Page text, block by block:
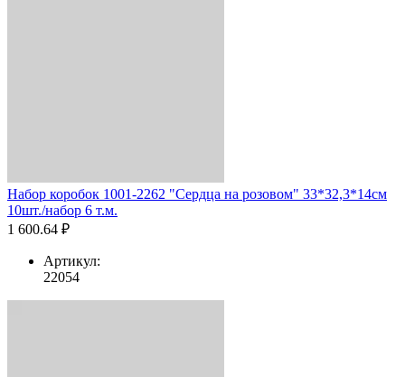
Набор коробок 1001-2262 "Сердца на розовом" 33*32,3*14см
10шт./набор 6 т.м.
1 600.64 ₽
Артикул:
22054